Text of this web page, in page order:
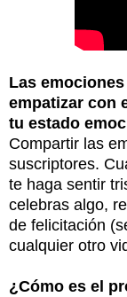
Las
empatizar con
tu estado
Compartir las
suscriptores.
te haga sentir
celebras algo,
de felicitación
cualquier otro
¿Cómo es el